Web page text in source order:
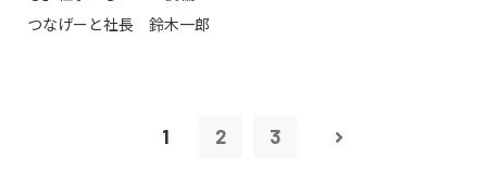
つなげーと社長 鈴木一郎
1 2 3